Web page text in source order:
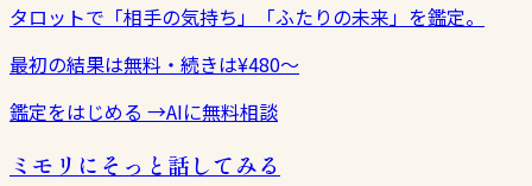
タロットで「相手の気持ち」「ふたりの未来」を鑑定。
最初の結果は無料・続きは¥480〜
鑑定をはじめる →AIに無料相談
ミモリにそっと話してみる